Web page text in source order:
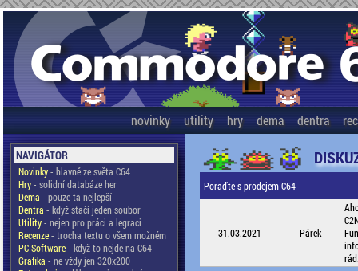
novinky utility hry dema dentra
NAVIGÁTOR
Novinky- hlavně ze světa C64
Hry- solidní databáze her
Dema - pouze ta nejlepší
Dentra - když stačí jeden soubor
Utility- nejen pro práci a legraci
Recenze- trocha textu o všem možném
PC Software- když to nejde na C64
Grafika - ne vždy jen 320x200
Poraďte s prodejem C64
31.03.2021 Párek